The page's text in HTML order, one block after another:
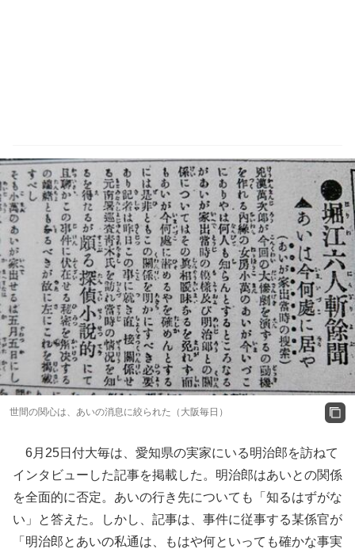
世間の関心は、あいの消息に絞られた（大阪毎日）
6月25日付大毎は、愛知県の実家にいる明治郎を訪ねて
インタビューした記事を掲載した。明治郎はあいとの関係
を全面的に否定。あいの行き先についても「知るはずがな
い」と答えた。しかし、記事は、事件に従事する某係官が
「明治郎とあいの私通は、もはや何といっても確かな事実